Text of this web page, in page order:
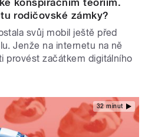
rodičovské zámky?
svůj mobil ještě před
Jenže na internetu na ně
provést začátkem digitálního
32 minut